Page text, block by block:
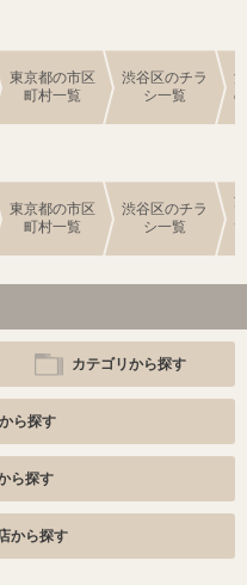
東京都の市区
町村一覧
渋谷区のチラ
シ一覧
東京都の市区
町村一覧
渋谷区のチラ
シ一覧
カテゴリから探す
ら探す
ら探す
から探す